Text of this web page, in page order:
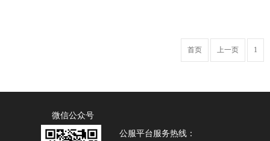
首页 上一页 1
微信公众号
公服平台服务热线：